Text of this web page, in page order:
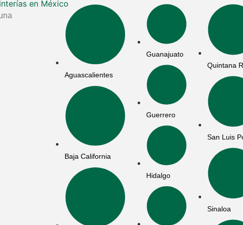
Aguascalientes
Baja California
Guanajuato
Guerrero
Hidalgo
Quintana
San Luis
Sinaloa